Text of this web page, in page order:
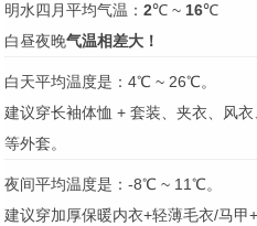
明水四月平均气温： 2℃ ~ 16℃
白昼夜晚气温相差大！
白天平均温度是：4℃ ~ 26℃。
建议穿长袖体恤 + 套装、夹衣、风
等外套。
夜间平均温度是：-8℃ ~ 11℃。
建议穿加厚保暖内衣+轻薄毛衣/马